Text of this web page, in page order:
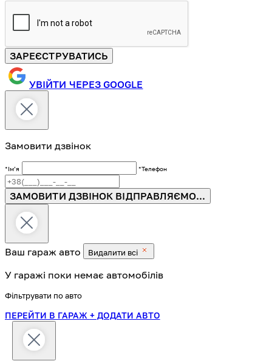
ЗАРЕЄСТРУВАТИСЬ
УВІЙТИ ЧЕРЕЗ GOOGLE
Замовити дзвінок
*Імʼя *Телефон
ЗАМОВИТИ ДЗВІНОК ВІДПРАВЛЯЄМО...
Ваш гараж авто Видалити всі
У гаражі поки немає автомобілів
Фільтрувати по авто
ПЕРЕЙТИ В ГАРАЖ + ДОДАТИ АВТО